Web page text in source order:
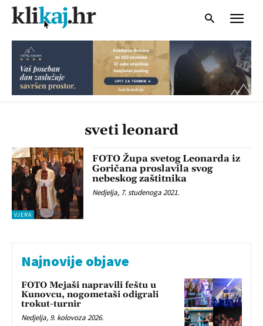
sveti leonard
VJERA
FOTO Župa svetog Leonarda iz
Goričana proslavila svog
nebeskog zaštitnika
Nedjelja, 7. studenoga 2021.
Najnovije objave
FOTO Mejaši napravili feštu u
Kunovcu, nogometaši odigrali
trokut-turnir
Nedjelja, 9. kolovoza 2026.